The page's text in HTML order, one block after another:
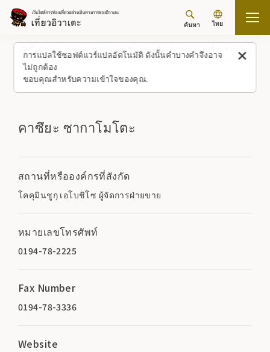
การแปลใช้ซอฟต์แวร์แปลอัตโนมัติ ดังนั้นคำบางคำจึงอาจ
ไม่ถูกต้อง
ขอบคุณสำหรับความเข้าใจของคุณ.
ค้นหา ไทย
กลับขึ้นด้านบน มาสเตอร์โอโมเตนาชิการท่องเที่ยวอิวาเตะ
คาซึยะ ซากาโมโตะ
สถานที่หรือองค์กรที่สังกัด
โคคุมินชูกุ เอโบชิโซ ผู้จัดการฝ่ายขาย
หมายเลขโทรศัพท์
0194-78-2225
Fax Number
0194-78-3336
Website